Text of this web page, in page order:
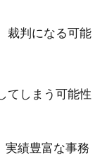
裁判になる可能
てしまう可能性
実績豊富な事務